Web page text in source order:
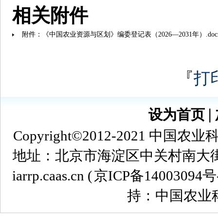
相关附件
附件：《中国农业资源与区划》编委登记表（2026—2031年）
『打
设为首页
Copyright©2012-2021 中国农业
地址：北京市海淀区中关村南大
iarrp.caas.cn (京ICP备14003094
持：中国农